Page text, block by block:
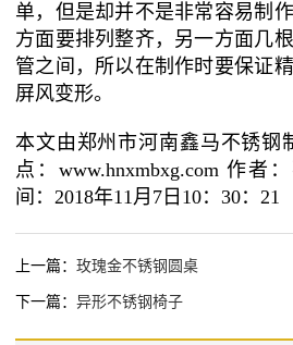
单，但是却并不是非常容易制
方面要排列整齐，另一方面几
管之间，所以在制作时要保证
屏风变形。
本文由郑州市河南鑫马不锈钢
点：www.hnxmbxg.com 作者
间：2018年11月7日10：30：21
上一篇： 玫瑰金不锈钢圆桌
下一篇： 异形不锈钢椅子